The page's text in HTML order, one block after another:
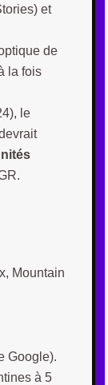
et
de
la fois
le
Mountain
Google).
à 5